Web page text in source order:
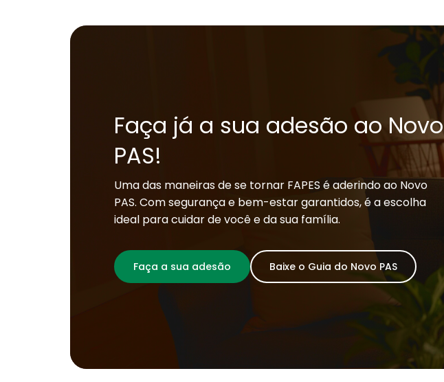
Faça já a sua adesão ao Novo
PAS!
Uma das maneiras de se tornar FAPES é aderindo ao Novo
PAS. Com segurança e bem-estar garantidos, é a escolha
ideal para cuidar de você e da sua família.
Faça a sua adesão Baixe o Guia do Novo PAS